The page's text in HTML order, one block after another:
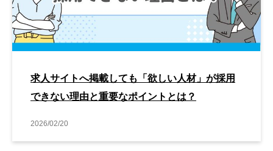
求人サイトへ掲載しても「欲しい人材」が採用
できない理由と重要なポイントとは？
2026/02/20